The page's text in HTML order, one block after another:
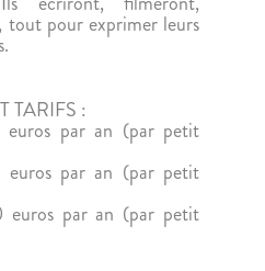
pour exprimer leurs
TARIFS :
par an (par petit
euros par an (par petit
euros par an (par petit